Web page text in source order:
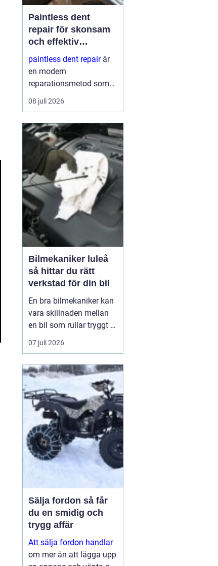
Paintless dent
repair för skonsam
och effektiv
reparation av
bucklor
paintless dent repairär
en modern
reparationsmetod som
används för att ta bort
bucklor i bilplåt utan att
har blivit mycket populär
i sverige eftersom den
kombinerar
hantverksskickl...
08 juli 2026
Bilmekaniker luleå
så hittar du rätt
verkstad för din bil
En bra bilmekaniker kan
vara skillnaden mellan
en bil som rullar tryggt i
många år och
återkommande problem
I Luleå finns många
verkstäder att välja på,
men hur vet du
egentligen vem som gör
ett bra jobb, håller vad
de lova...
07 juli 2026
Sälja fordon så får
du en smidig och
trygg affär
Att sälja fordon handlar
om mer än att lägga upp